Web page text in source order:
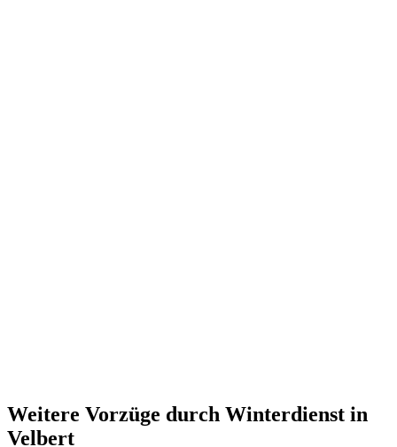
Weitere Vorzüge durch Winterdienst in
Velbert